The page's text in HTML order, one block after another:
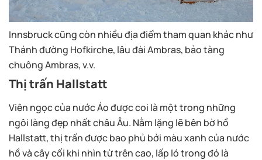
Innsbruck cũng còn nhiều địa điểm tham quan khác như
Thánh đường Hofkirche, lâu đài Ambras, bảo tàng
chuông Ambras, v.v.
Thị trấn Hallstatt
Viên ngọc của nước Áo được coi là một trong những
ngôi làng đẹp nhất châu Âu. Nằm lặng lẽ bên bờ hồ
Hallstatt, thị trấn được bao phủ bởi màu xanh của nước
hồ và cây cối khi nhìn từ trên cao, lấp ló trong đó là